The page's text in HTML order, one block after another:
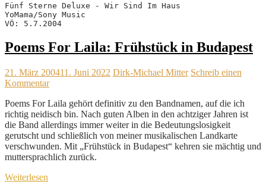
Fünf Sterne Deluxe - Wir Sind Im Haus
YoMama/Sony Music
VÖ: 5.7.2004
Poems For Laila: Frühstück in Budapest
21. März 200411. Juni 2022 Dirk-Michael Mitter Schreib einen
Kommentar
Poems For Laila gehört definitiv zu den Bandnamen, auf die ich
richtig neidisch bin. Nach guten Alben in den achtziger Jahren ist
die Band allerdings immer weiter in die Bedeutungslosigkeit
gerutscht und schließlich von meiner musikalischen Landkarte
verschwunden. Mit „Frühstück in Budapest“ kehren sie mächtig und
muttersprachlich zurück.
Weiterlesen